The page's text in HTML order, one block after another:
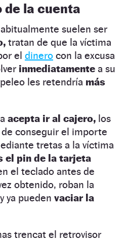
de la cuenta
suelen ser
tratan de que la víctima
el dinero con la excusa
inmediatamente a su
les retendría más
acepta ir al cajero, los
conseguir el importe
tretas a la víctima
el pin de la tarjeta
el teclado antes de
obtenido, roban la
ya pueden vaciar la
trencat el retrovisor